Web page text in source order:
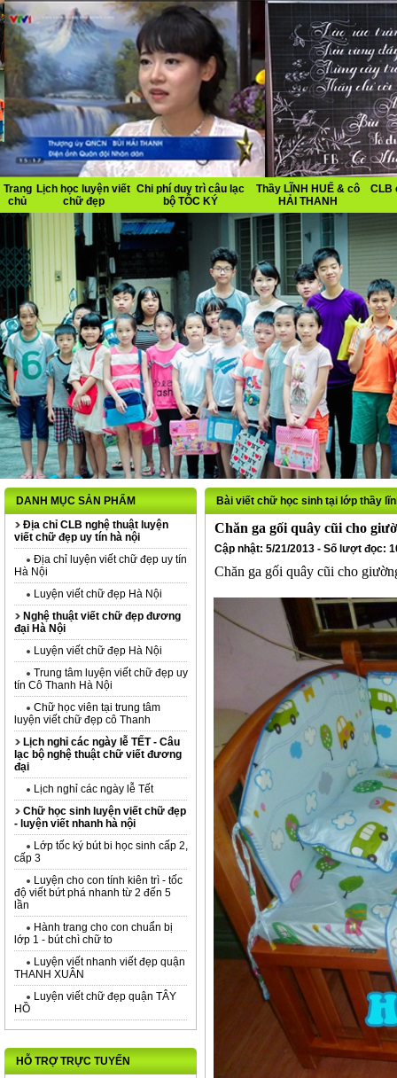
Trang
chủ
Lịch học luyện viết
chữ đẹp
Chi phí duy trì câu lạc
bộ TỐC KÝ
Thầy LĨNH HUẾ & cô
HẢI THANH
CLB
DANH MỤC SẢN PHẨM
Địa chỉ CLB nghệ thuật luyện
viết chữ đẹp uy tín hà nội
Địa chỉ luyện viết chữ đẹp uy tín
Hà Nội
Luyện viết chữ đẹp Hà Nội
Nghệ thuật viết chữ đẹp đương
đại Hà Nội
Luyện viết chữ đẹp Hà Nội
Trung tâm luyện viết chữ đẹp uy
tín Cô Thanh Hà Nội
Chữ học viên tại trung tâm
luyện viết chữ đẹp cô Thanh
Lịch nghỉ các ngày lễ TẾT - Câu
lạc bộ nghệ thuật chữ viết đương
đại
Lịch nghỉ các ngày lễ Tết
Chữ học sinh luyện viết chữ đẹp
- luyện viết nhanh hà nội
Lớp tốc ký bút bi học sinh cấp 2,
cấp 3
Luyện cho con tính kiên trì - tốc
độ viết bứt phá nhanh từ 2 đến 5
lần
Hành trang cho con chuẩn bị
lớp 1 - bút chì chữ to
Luyện viết nhanh viết đẹp quận
THANH XUÂN
Luyện viết chữ đẹp quận TÂY
HỒ
HỖ TRỢ TRỰC TUYẾN
Bài viết chữ học sinh tại lớp thầy
Chăn ga gối quây cũi cho
Cập nhật: 5/21/2013 - Số lượt đọc:
Chăn ga gối quây cũi cho